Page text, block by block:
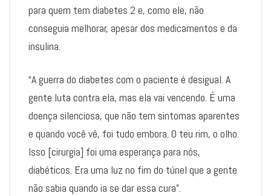
para quem tem diabetes 2 e, como ele, não
conseguia melhorar, apesar dos medicamentos e da
insulina.
“A guerra do diabetes com o paciente é desigual. A
gente luta contra ela, mas ela vai vencendo. É uma
doença silenciosa, que não tem sintomas aparentes
e quando você vê, foi tudo embora. O teu rim, o olho.
Isso [cirurgia] foi uma esperança para nós,
diabéticos. Era uma luz no fim do túnel que a gente
não sabia quando ia se dar essa cura”.